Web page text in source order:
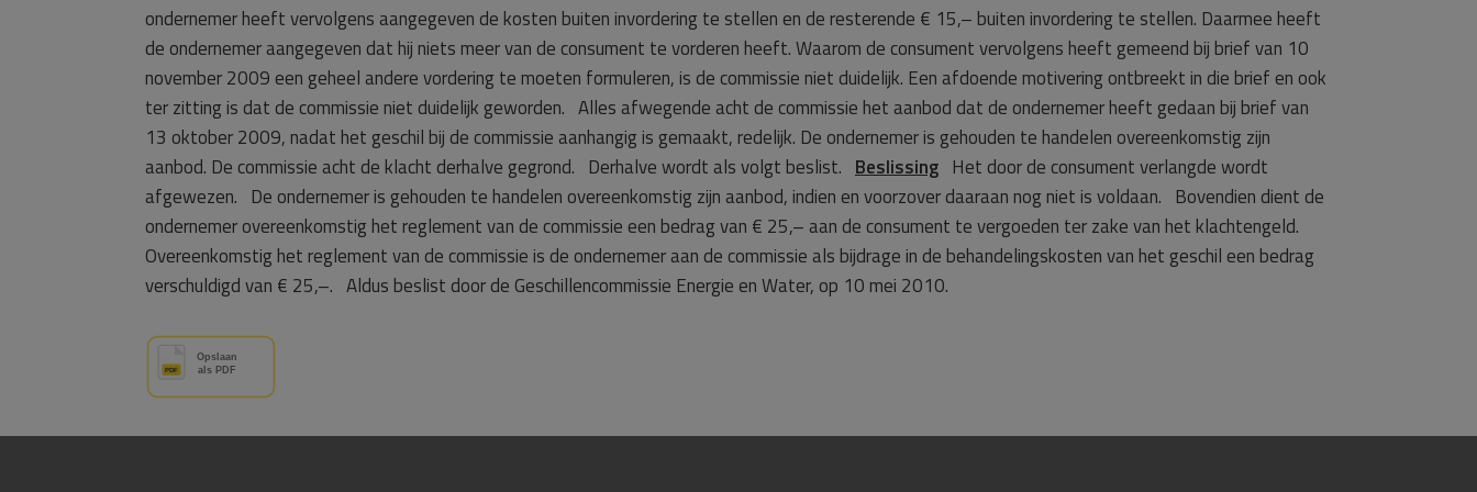
ondernemer heeft vervolgens aangegeven de kosten buiten invordering te stellen en de resterende € 15,– buiten invordering te stellen. Daarmee heeft
de ondernemer aangegeven dat hij niets meer van de consument te vorderen heeft. Waarom de consument vervolgens heeft gemeend bij brief van 10
november 2009 een geheel andere vordering te moeten formuleren, is de commissie niet duidelijk. Een afdoende motivering ontbreekt in die brief en ook
ter zitting is dat de commissie niet duidelijk geworden. Alles afwegende acht de commissie het aanbod dat de ondernemer heeft gedaan bij brief van
13 oktober 2009, nadat het geschil bij de commissie aanhangig is gemaakt, redelijk. De ondernemer is gehouden te handelen overeenkomstig zijn
aanbod. De commissie acht de klacht derhalve gegrond. Derhalve wordt als volgt beslist. Beslissing Het door de consument verlangde wordt
afgewezen. De ondernemer is gehouden te handelen overeenkomstig zijn aanbod, indien en voorzover daaraan nog niet is voldaan. Bovendien dient de
ondernemer overeenkomstig het reglement van de commissie een bedrag van € 25,– aan de consument te vergoeden ter zake van het klachtengeld.
Overeenkomstig het reglement van de commissie is de ondernemer aan de commissie als bijdrage in de behandelingskosten van het geschil een bedrag
verschuldigd van € 25,–. Aldus beslist door de Geschillencommissie Energie en Water, op 10 mei 2010.